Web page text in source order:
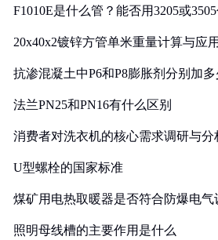
F1010E是什么管？能否用3205或
20x40x2镀锌方管单米重量计算与应
抗渗混凝土中P6和P8膨胀剂分别加
法兰PN25和PN16有什么区别
消费者对洗衣机的核心需求调研与分
U型螺栓的国家标准
煤矿用电热取暖器是否符合防爆电气
照明母线槽的主要作用是什么